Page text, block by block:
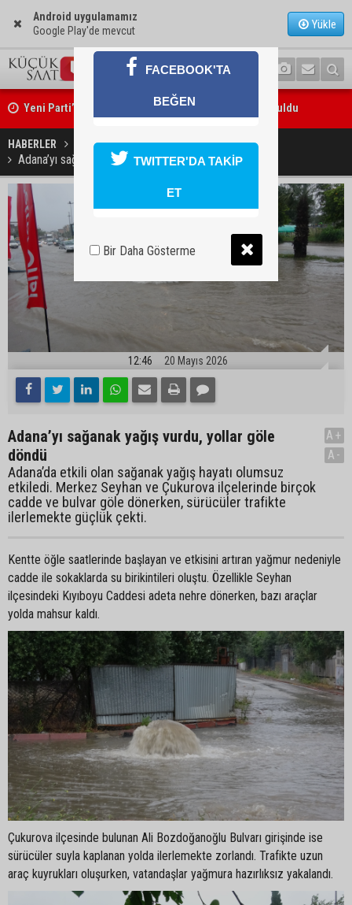
Android uygulamamız
Google Play'de mevcut
Yükle
Yeni Parti’nin Sarıçam ve Karataş teşkilatları oluşturuldu
Feke Belediye Başkanı Cömert Özen, Adana Valisi Mustafa Yavuz’u
ziyaret etti
HABERLER GÜNDEM
Adana’yı sağanak yağış vurdu, yollar göle döndü
12:46 20 Mayıs 2026
Adana’yı sağanak yağış vurdu, yollar göle
döndü
Adana’da etkili olan sağanak yağış hayatı olumsuz
etkiledi. Merkez Seyhan ve Çukurova ilçelerinde birçok
cadde ve bulvar göle dönerken, sürücüler trafikte
ilerlemekte güçlük çekti.
A+
A-
Kentte öğle saatlerinde başlayan ve etkisini artıran yağmur nedeniyle
cadde ile sokaklarda su birikintileri oluştu. Özellikle Seyhan
ilçesindeki Kıyıboyu Caddesi adeta nehre dönerken, bazı araçlar
yolda mahsur kaldı.
Çukurova ilçesinde bulunan Ali Bozdoğanoğlu Bulvarı girişinde ise
sürücüler suyla kaplanan yolda ilerlemekte zorlandı. Trafikte uzun
araç kuyrukları oluşurken, vatandaşlar yağmura hazırlıksız yakalandı.
FACEBOOK'TA
BEĞEN
TWITTER'DA TAKİP
ET
Bir Daha Gösterme